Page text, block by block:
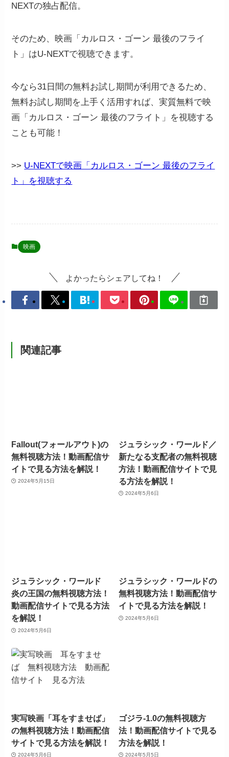
NEXTの独占配信。
そのため、映画「カルロス・ゴーン 最後のフライ
ト」はU-NEXTで視聴できます。
今なら31日間の無料お試し期間が利用できるため、
無料お試し期間を上手く活用すれば、実質無料で映
画「カルロス・ゴーン 最後のフライト」を視聴する
ことも可能！
>> U-NEXTで映画「カルロス・ゴーン 最後のフライ
ト」を視聴する
映画
よかったらシェアしてね！
関連記事
Fallout(フォールアウト)の
無料視聴方法！動画配信サ
イトで見る方法を解説！
2024年5月15日
ジュラシック・ワールド／
新たなる支配者の無料視聴
方法！動画配信サイトで見
る方法を解説！
2024年5月6日
ジュラシック・ワールド
炎の王国の無料視聴方法！
動画配信サイトで見る方法
を解説！
2024年5月6日
ジュラシック・ワールドの
無料視聴方法！動画配信サ
イトで見る方法を解説！
2024年5月6日
実写映画「耳をすませば」
の無料視聴方法！動画配信
サイトで見る方法を解説！
2024年5月6日
ゴジラ-1.0の無料視聴方
法！動画配信サイトで見る
方法を解説！
2024年5月5日